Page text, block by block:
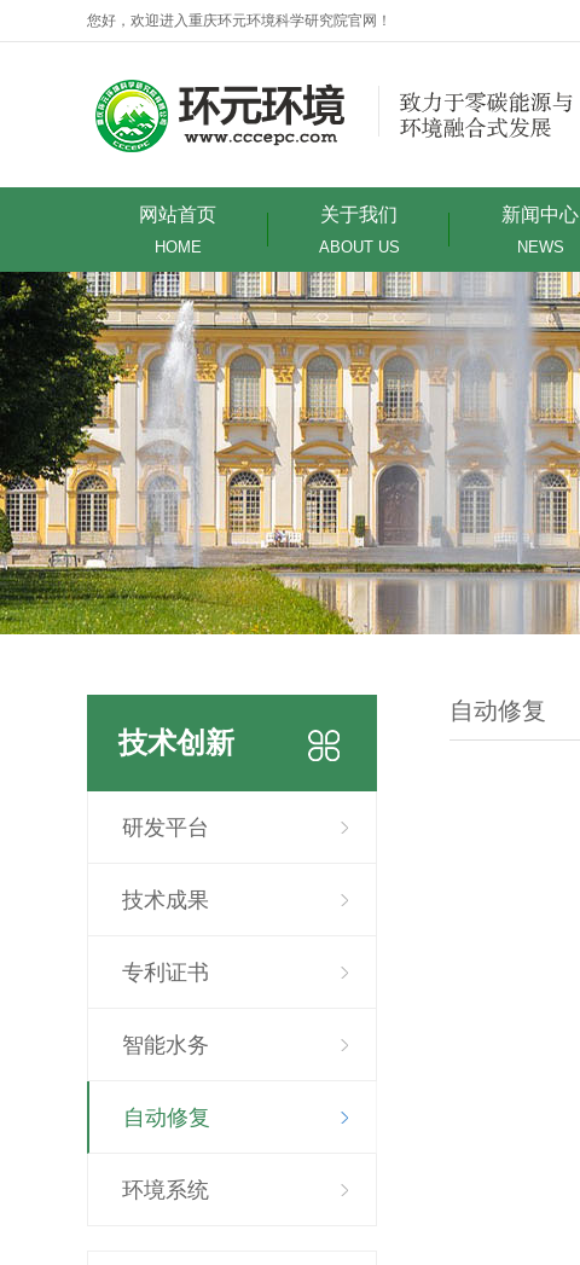
您好，欢迎进入重庆环元环境科学研究院官网！
网站首页
HOME
关于我们
ABOUT US
新闻中心
NEWS
技术创新
研发平台
技术成果
专利证书
智能水务
自动修复
环境系统
自动修复